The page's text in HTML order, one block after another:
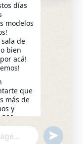
3 puestos
/ Black
Bancadas
₡115,000.00
de 3 Puestos En
días
modelos
de
bien
acá!
que
más de
y
undefined